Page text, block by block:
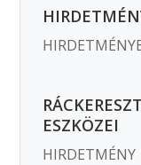
ESZKÖZEI
HIRDETMÉNY